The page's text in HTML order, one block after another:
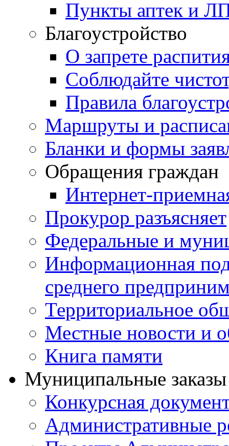
Пункты аптек и
Благоустройство
О запрете
Соблюдайте
Правила
Маршруты и
Бланки и формы
Обращения граждан
Интернет-
Прокурор разъясняет
Федеральные и
Информационная
среднего
Территориальное
Местные новости и
Книга памяти
Муниципальные
Конкурсная
Административные